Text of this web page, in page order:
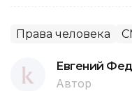
Права человека
Евгений
Автор